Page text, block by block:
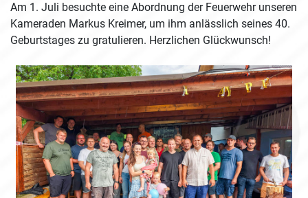
Am 1. Juli besuchte eine Abordnung der Feuerwehr unseren
Kameraden Markus Kreimer, um ihm anlässlich seines 40.
Geburtstages zu gratulieren. Herzlichen Glückwunsch!